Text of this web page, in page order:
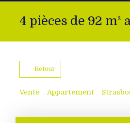
4 pièces de 92 m²
Retour
Vente Appartement